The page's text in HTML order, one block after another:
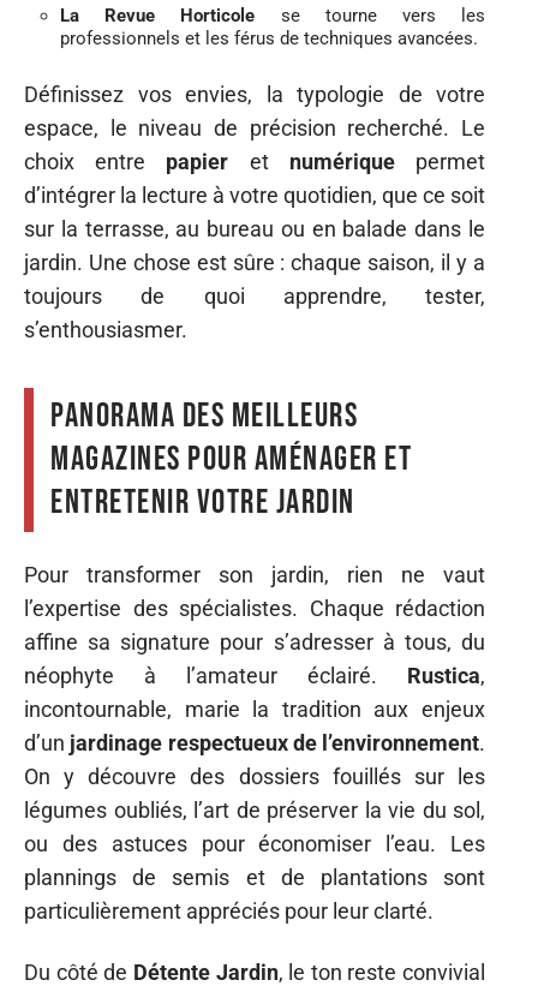
La Revue Horticole se tourne vers les
professionnels et les férus de techniques avancées.
Définissez vos envies, la typologie de votre
espace, le niveau de précision recherché. Le
choix entre papier et numériquepermet
d’intégrer la lecture à votre quotidien, que ce soit
sur la terrasse, au bureau ou en balade dans le
jardin. Une chose est sûre : chaque saison, il y a
toujours de quoi apprendre, tester,
s’enthousiasmer.
Panorama des meilleurs
magazines pour aménager et
entretenir votre jardin
Pour transformer son jardin, rien ne vaut
l’expertise des spécialistes. Chaque rédaction
affine sa signature pour s’adresser à tous, du
néophyte à l’amateur éclairé. Rustica,
incontournable, marie la tradition aux enjeux
d’un jardinage respectueux de l’environnement.
On y découvre des dossiers fouillés sur les
légumes oubliés, l’art de préserver la vie du sol,
ou des astuces pour économiser l’eau. Les
plannings de semis et de plantations sont
particulièrement appréciés pour leur clarté.
Du côté de Détente Jardin, le ton reste convivial